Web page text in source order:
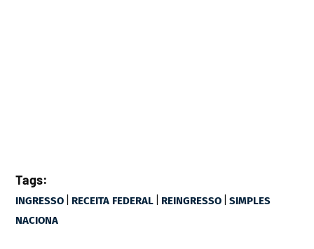
Tags:
INGRESSO | RECEITA FEDERAL | REINGRESSO |SIMPLES
NACIONA